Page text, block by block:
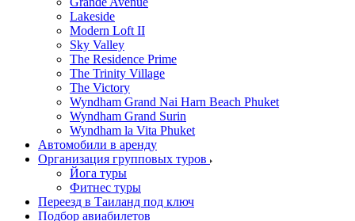
Lakeside
Modern Loft II
Sky Valley
The Residence Prime
The Trinity Village
The Victory
Wyndham Grand Nai Harn Beach Phuket
Wyndham Grand Surin
Wyndham la Vita Phuket
Автомобили в аренду
Организация групповых туров
Йога туры
Фитнес туры
Переезд в Таиланд под ключ
Подбор авиабилетов